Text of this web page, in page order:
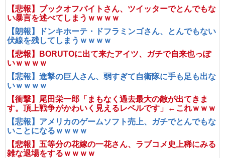
【悲報】ブックオフバイトさん、ツイッターでとんでもな
い暴言を述べてしまうｗｗｗｗ
【朗報】ドンキホーテ・ドフラミンゴさん、とんでもない
伏線を残してしまうｗｗｗｗ
【悲報】BORUTOに出て来たアイツ、ガチで自来也っぽ
いｗｗｗｗ
【悲報】進撃の巨人さん、弱すぎて自衛隊に手も足も出な
いｗｗｗｗ
【衝撃】尾田栄一郎「まもなく過去最大の敵が出てきま
す。頂上戦争がかわいく見えるレベルです」←これｗｗｗ
【悲報】アメリカのゲームソフト売上、ガチでとんでもな
いことになるｗｗｗｗ
【悲報】五等分の花嫁の一花さん、ラブコメ史上稀にみる
雑な退場をするｗｗｗｗ